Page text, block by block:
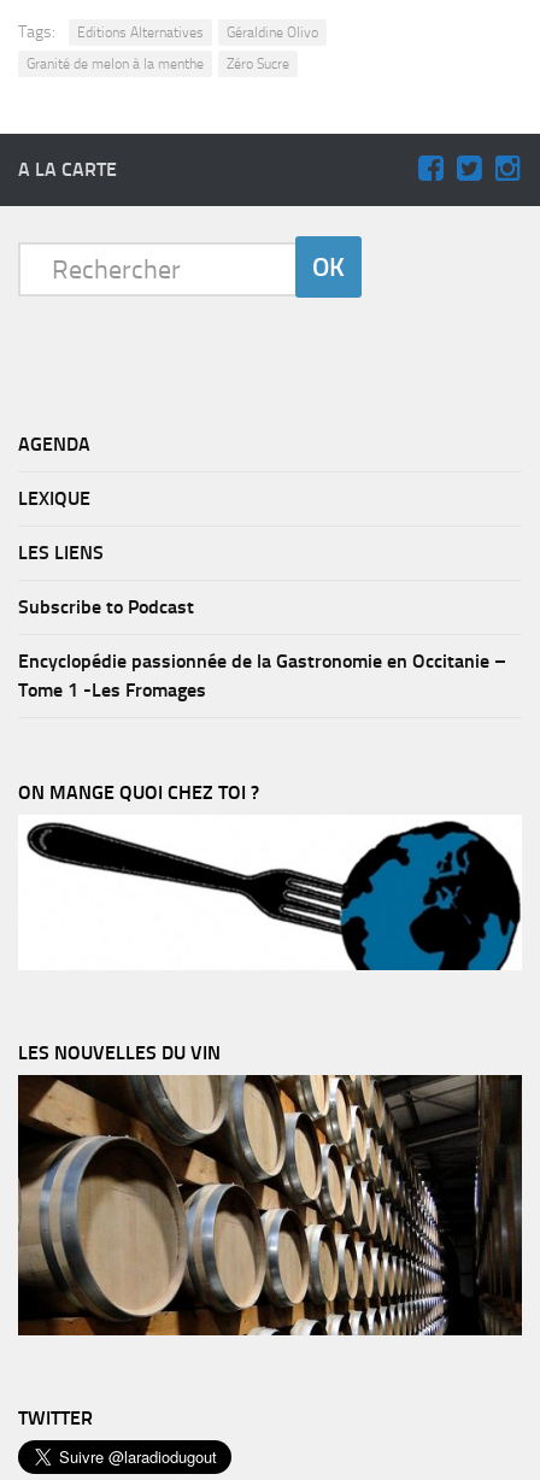
Tags: Editions Alternatives
Géraldine Olivo
Granité de melon à la menthe
Zéro Sucre
A LA CARTE
AGENDA
LEXIQUE
LES LIENS
Subscribe to Podcast
Encyclopédie passionnée de la Gastronomie en Occitanie –
Tome 1 -Les Fromages
ON MANGE QUOI CHEZ TOI ?
LES NOUVELLES DU VIN
TWITTER